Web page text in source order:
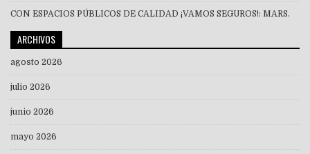
CON ESPACIOS PÚBLICOS DE CALIDAD ¡VAMOS SEGUROS!: MARS.
ARCHIVOS
agosto 2026
julio 2026
junio 2026
mayo 2026